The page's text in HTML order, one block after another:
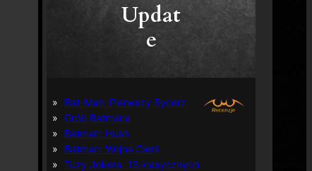
Updat
e
Bat-Man: Pierwszy Rycerz
Grób Batmana
Batman: Hush
Batman: Wojna Cieni
Tuzy Jokera: 13 klasycznych